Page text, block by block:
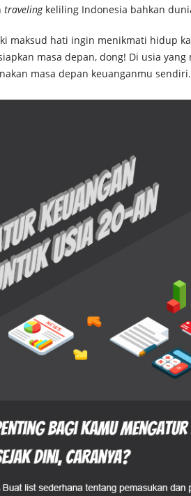
traveling keliling Indonesia bahkan
maksud hati ingin menikmati hidup
masa depan, dong! Di usia
masa depan keuanganmu sendiri.